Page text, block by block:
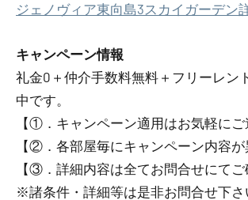
ジェノヴィア東向島3スカイガーデン
キャンペーン情報
礼金0 ＋ 仲介手数料無料 ＋ フリーレン
中です。
【①．キャンペーン適用はお気軽にご
【②．各部屋毎にキャンペーン内容が
【③．詳細内容は全てお問合せにてご
※諸条件・詳細等は是非お問合せ下さ